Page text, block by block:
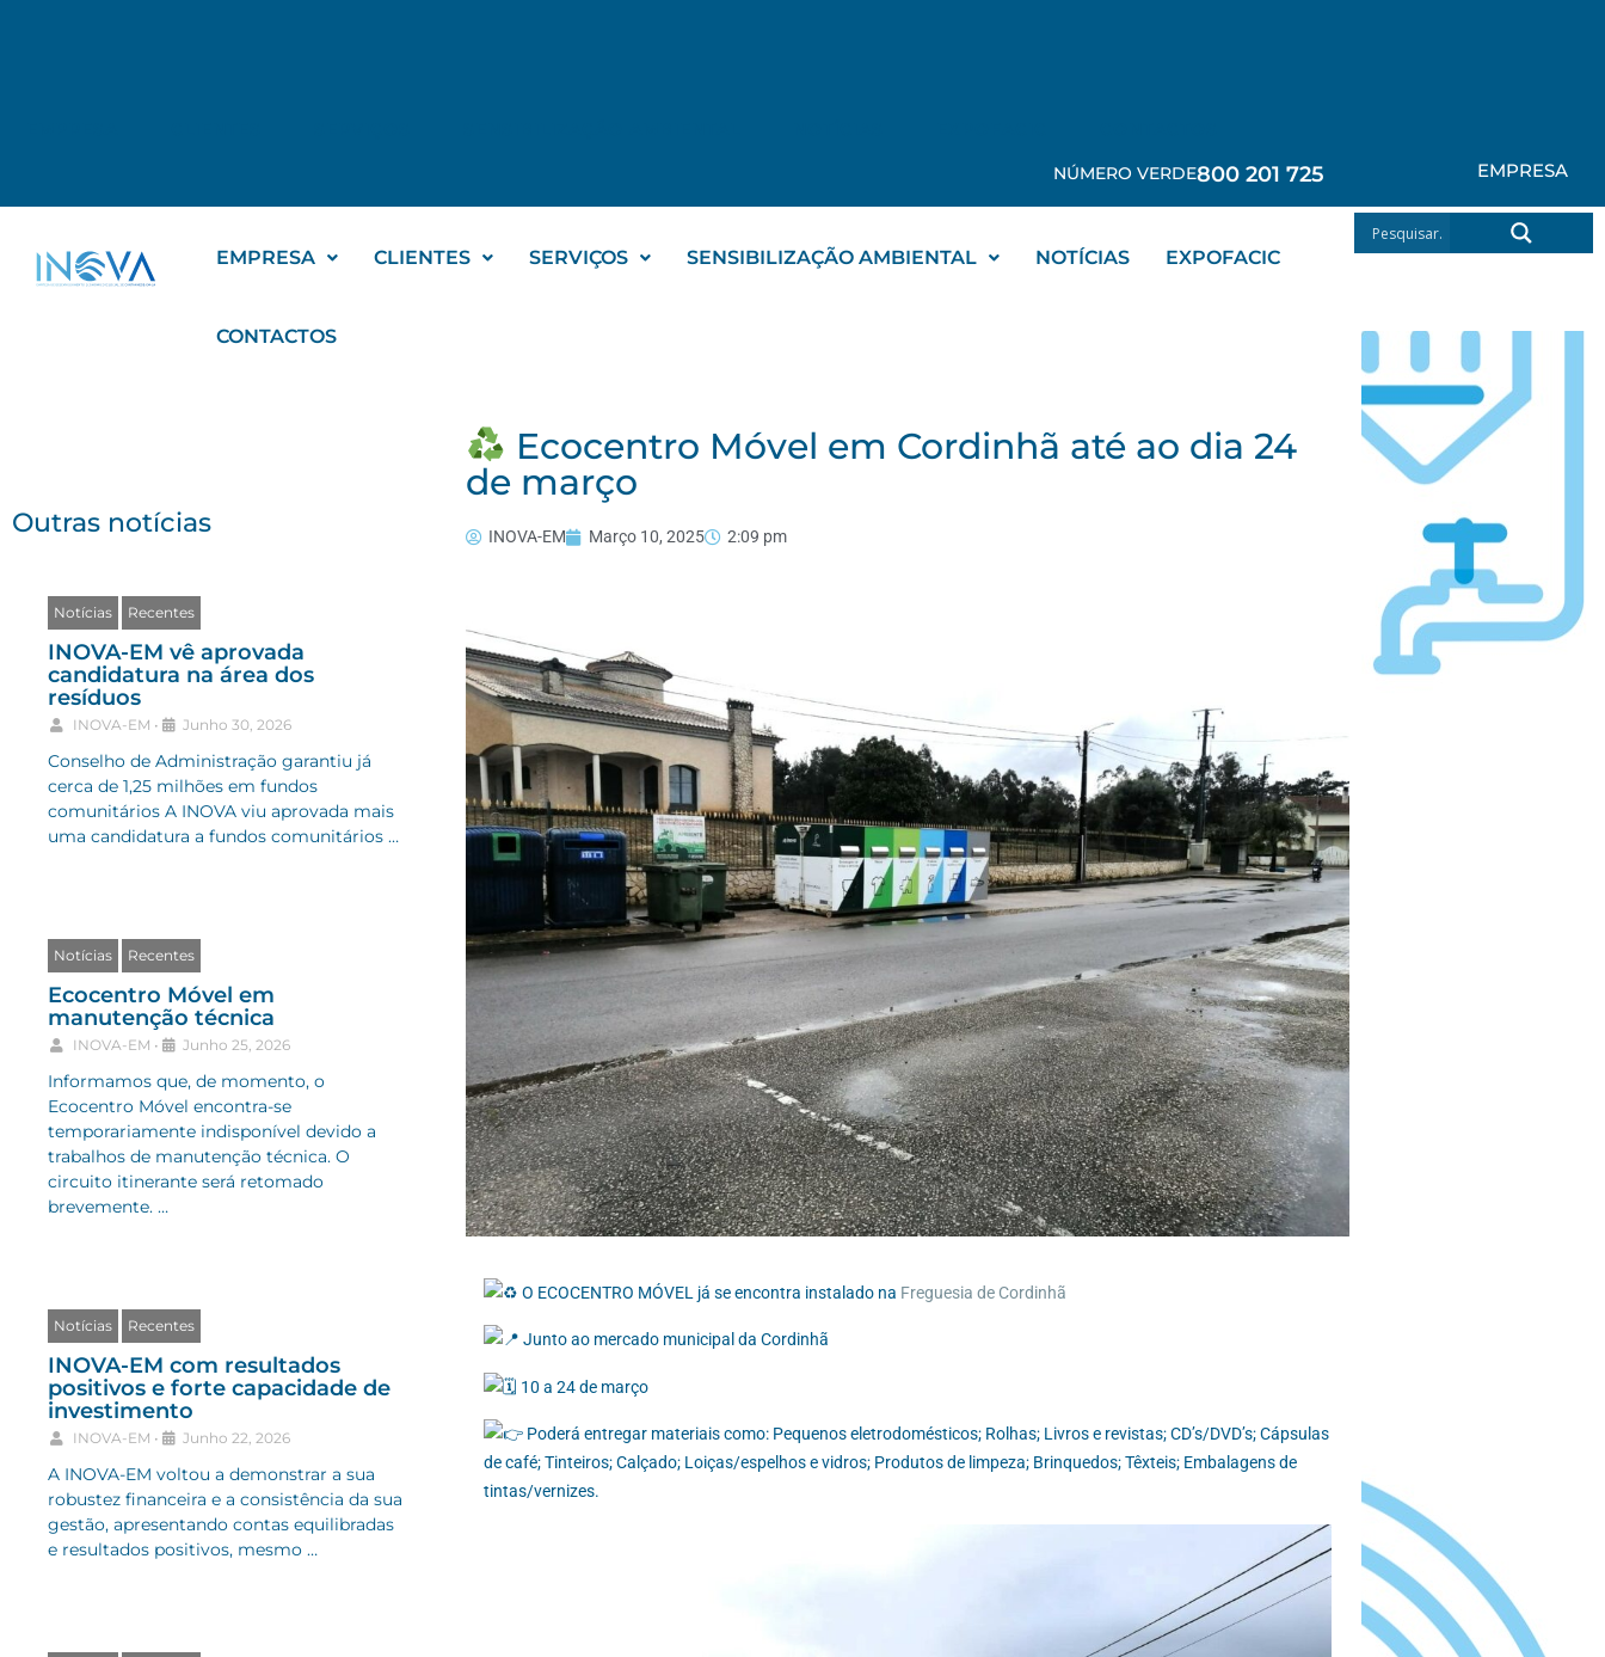
NÚMERO VERDE800 201 725 EMPRESA
EMPRESA CLIENTES SERVIÇOS SENSIBILIZAÇÃO AMBIENTAL NOTÍCIAS EXPOFACIC
CONTACTOS
Outras notícias
Notícias Recentes
INOVA-EM vê aprovada
candidatura na área dos
resíduos
INOVA-EM • Junho 30, 2026
Conselho de Administração garantiu já
cerca de 1,25 milhões em fundos
comunitários A INOVA viu aprovada mais
uma candidatura a fundos comunitários …
Notícias Recentes
Ecocentro Móvel em
manutenção técnica
INOVA-EM • Junho 25, 2026
Informamos que, de momento, o
Ecocentro Móvel encontra-se
temporariamente indisponível devido a
trabalhos de manutenção técnica. O
circuito itinerante será retomado
brevemente. …
Notícias Recentes
INOVA-EM com resultados
positivos e forte capacidade de
investimento
INOVA-EM • Junho 22, 2026
A INOVA-EM voltou a demonstrar a sua
robustez financeira e a consistência da sua
gestão, apresentando contas equilibradas
e resultados positivos, mesmo …
Ecocentro Móvel em Cordinhã até ao dia 24
de março
INOVA-EM Março 10, 2025 2:09 pm
O ECOCENTRO MÓVEL já se encontra instalado na Freguesia de Cordinhã
Junto ao mercado municipal da Cordinhã
10 a 24 de março
Poderá entregar materiais como: Pequenos eletrodomésticos; Rolhas; Livros e revistas; CD’s/DVD’s; Cápsulas
de café; Tinteiros; Calçado; Loiças/espelhos e vidros; Produtos de limpeza; Brinquedos; Têxteis; Embalagens de
tintas/vernizes.